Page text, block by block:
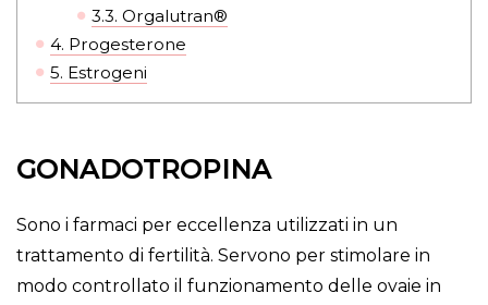
3.3. Orgalutran®
4. Progesterone
5. Estrogeni
GONADOTROPINA
Sono i farmaci per eccellenza utilizzati in un
trattamento di fertilità. Servono per stimolare in
modo controllato il funzionamento delle ovaie in